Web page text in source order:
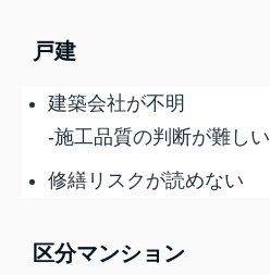
戸建
建築会社が不明
-施工品質の判断が難しい
修繕リスクが読めない
区分マンション